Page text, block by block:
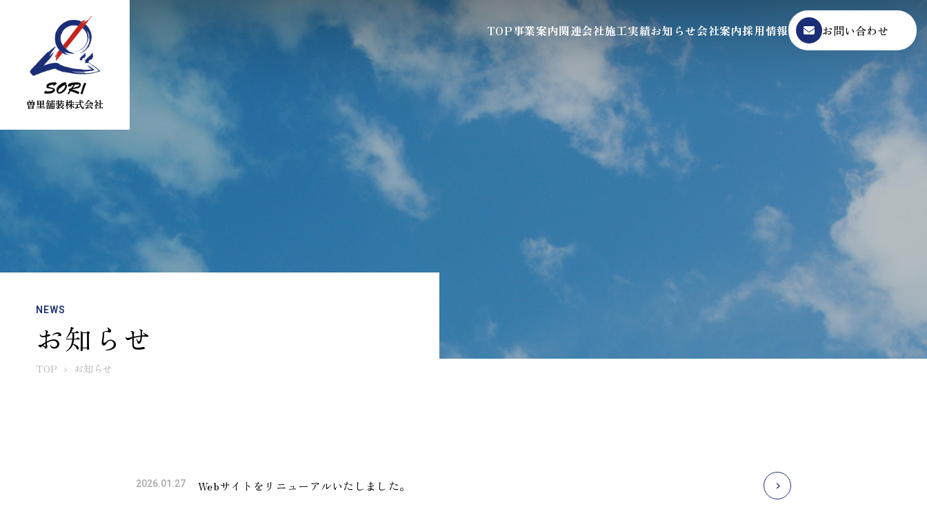
曽里舗装株式会社
TOP事業案内関連会社施工実績お知らせ会社案内採用情報 お問い合わせ
NEWS
お知らせ
TOP お知らせ
2026.01.27 Webサイトをリニューアルいたしました。